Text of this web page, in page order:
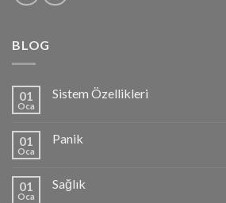
BLOG
01
Oca
Sistem Özellikleri
01
Oca
Panik
01
Oca
Sağlık